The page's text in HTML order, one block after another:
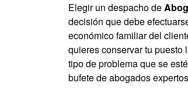
Elegir un despacho de
decisión que debe
económico familiar del
quieres conservar tu
tipo de problema que se
bufete de abogados